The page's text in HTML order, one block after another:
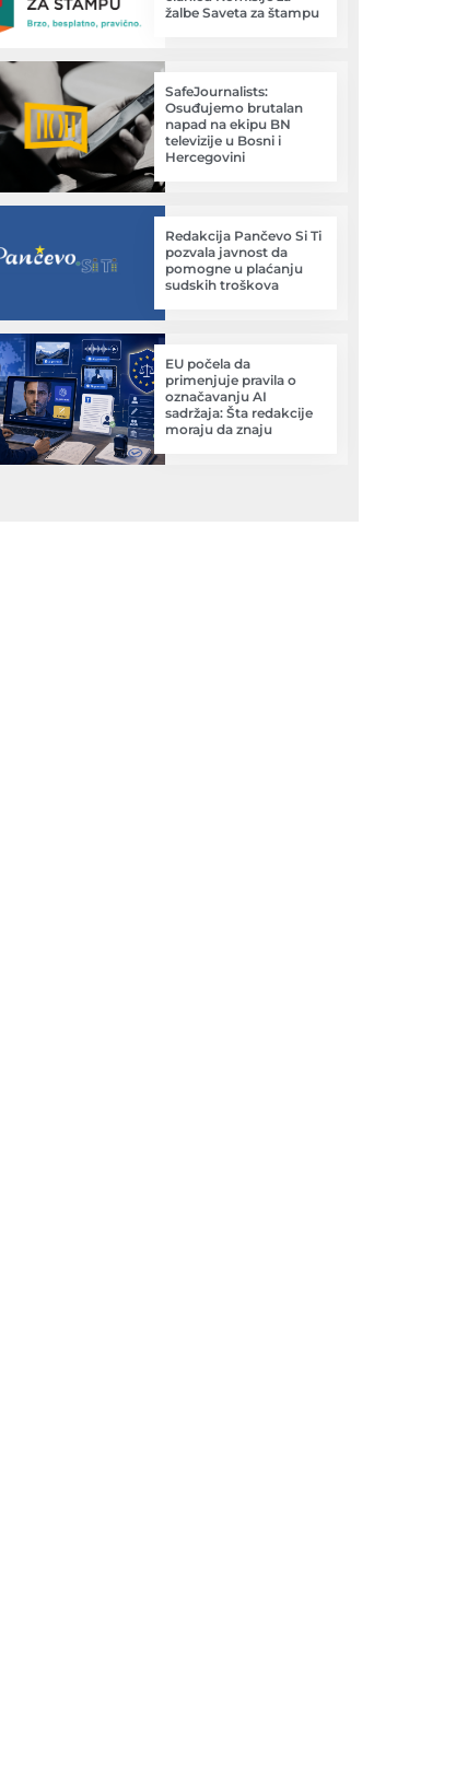
žalbe Saveta za štampu
SafeJournalists:
Osuđujemo brutalan
napad na ekipu BN
televizije u Bosni i
Hercegovini
Redakcija Pančevo Si Ti
pozvala javnost da
pomogne u plaćanju
sudskih troškova
EU počela da
primenjuje pravila o
označavanju AI
sadržaja: Šta redakcije
moraju da znaju